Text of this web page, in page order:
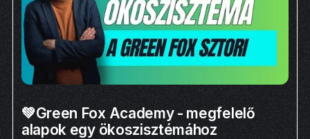
💚Green Fox Academy - megfelelő
alapok egy ökoszisztémához